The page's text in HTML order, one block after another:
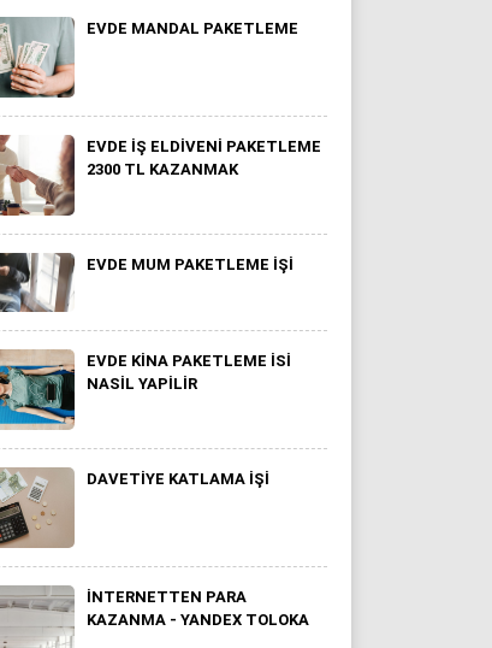
EVDE MANDAL PAKETLEME
EVDE İŞ ELDIVENI PAKETLEME
2300 TL KAZANMAK
EVDE MUM PAKETLEME IŞI
EVDE KINA PAKETLEME ISI
NASIL YAPILIR
DAVETIYE KATLAMA İŞI
İNTERNETTEN PARA
KAZANMA - YANDEX TOLOKA